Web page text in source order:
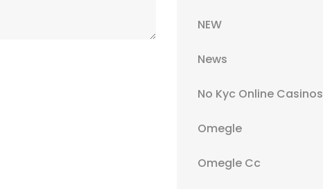
NEW
News
No Kyc Online Casinos
Omegle
Omegle Cc